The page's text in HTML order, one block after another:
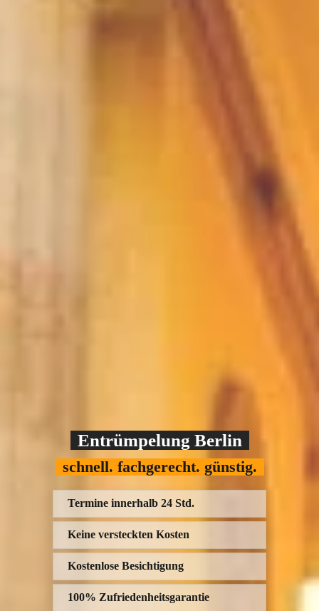
Entrümpelung Berlin
schnell. fachgerecht. günstig.
Termine innerhalb 24 Std.
Keine versteckten Kosten
Kostenlose Besichtigung
100% Zufriedenheitsgarantie